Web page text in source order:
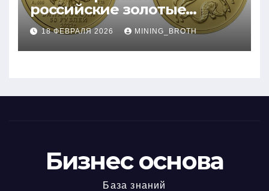
российские золотые
монеты: подробное
руководство
18 ФЕВРАЛЯ 2026 MINING_BROTH
Бизнес основа
База знаний